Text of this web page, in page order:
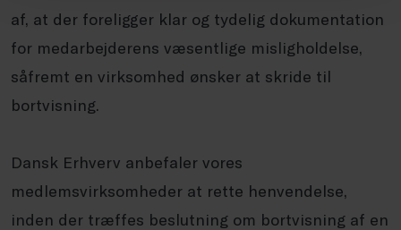
af, at der foreligger klar og tydelig dokumentation
for medarbejderens væsentlige misligholdelse,
såfremt en virksomhed ønsker at skride til
bortvisning.
Dansk Erhverv anbefaler vores
medlemsvirksomheder at rette henvendelse,
inden der træffes beslutning om bortvisning af en